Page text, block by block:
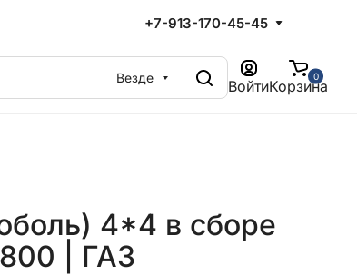
+7-913-170-45-45
Везде Войти
0
Корзина
4*4 в сборе
| ГАЗ